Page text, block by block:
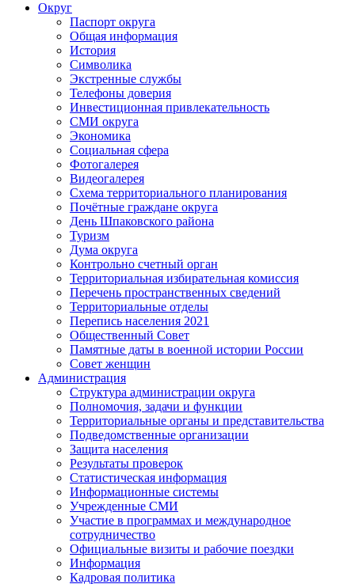
Округ
Паспорт округа
Общая информация
История
Символика
Экстренные службы
Телефоны доверия
Инвестиционная привлекательность
СМИ округа
Экономика
Социальная сфера
Фотогалерея
Видеогалерея
Схема территориального планирования
Почётные граждане округа
День Шпаковского района
Туризм
Дума округа
Контрольно счетный орган
Территориальная избирательная комиссия
Перечень пространственных сведений
Территориальные отделы
Перепись населения 2021
Общественный Совет
Памятные даты в военной истории России
Совет женщин
Администрация
Структура администрации округа
Полномочия, задачи и функции
Территориальные органы и представительства
Подведомственные организации
Защита населения
Результаты проверок
Статистическая информация
Информационные системы
Учрежденные СМИ
Участие в программах и международное
сотрудничество
Официальные визиты и рабочие поездки
Информация
Кадровая политика